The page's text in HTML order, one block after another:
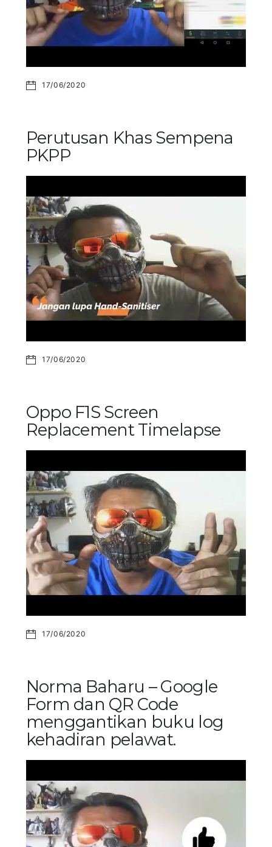
17/06/2020
Perutusan Khas Sempena
PKPP
17/06/2020
Oppo F1S Screen
Replacement Timelapse
17/06/2020
Norma Baharu – Google
Form dan QR Code
menggantikan buku log
kehadiran pelawat.